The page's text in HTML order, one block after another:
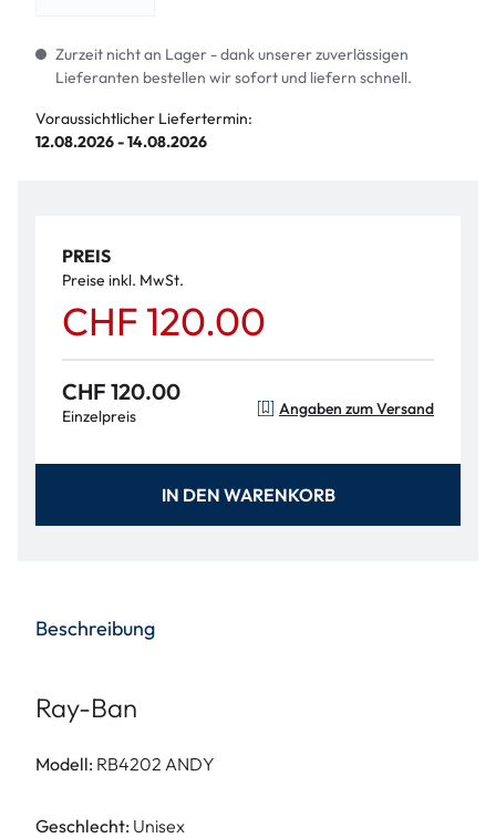
Zurzeit nicht an Lager - dank unserer zuverlässigen
Lieferanten bestellen wir sofort und liefern schnell.
Voraussichtlicher Liefertermin:
12.08.2026 - 14.08.2026
PREIS
Preise inkl. MwSt.
CHF 120.00
CHF 120.00
Einzelpreis Angaben zum Versand
IN DEN WARENKORB
Beschreibung
Ray-Ban
Modell: RB4202 ANDY
Geschlecht: Unisex